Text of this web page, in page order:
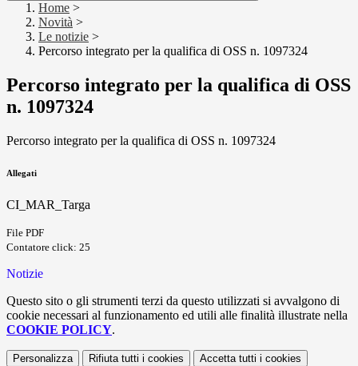
Home >
Novità >
Le notizie >
Percorso integrato per la qualifica di OSS n. 1097324
Percorso integrato per la qualifica di OSS
n. 1097324
Percorso integrato per la qualifica di OSS n. 1097324
Allegati
CI_MAR_Targa
File PDF
Contatore click: 25
Notizie
Questo sito o gli strumenti terzi da questo utilizzati si avvalgono di
cookie necessari al funzionamento ed utili alle finalità illustrate nella
COOKIE POLICY.
Personalizza Rifiuta tutti i cookies Accetta tutti i cookies